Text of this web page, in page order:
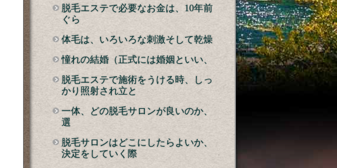
脱毛エステで必要なお金は、10年前
ぐら
体毛は、いろいろな刺激そして乾燥
憧れの結婚（正式には婚姻といい、
脱毛エステで施術をうける時、しっ
かり照射され立と
一体、どの脱毛サロンが良いのか、
選
脱毛サロンはどこにしたらよいか、
決定をしていく際